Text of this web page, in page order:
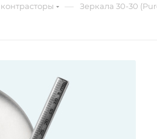
— Зеркала 30-30